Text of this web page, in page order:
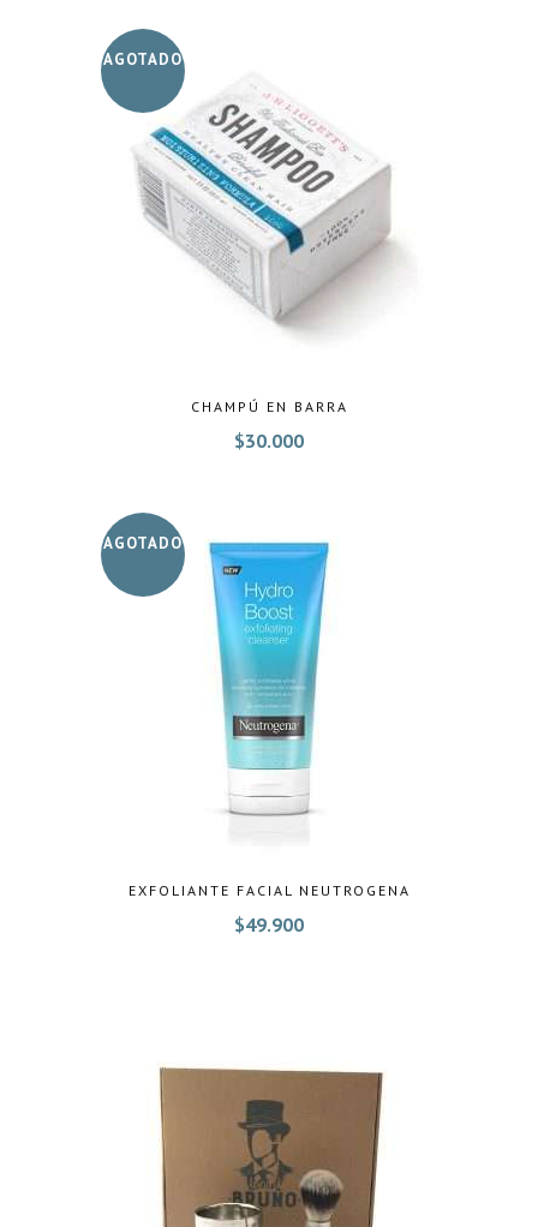
AGOTADO
CHAMPÚ EN BARRA
$30.000
AGOTADO
EXFOLIANTE FACIAL NEUTROGENA
$49.900